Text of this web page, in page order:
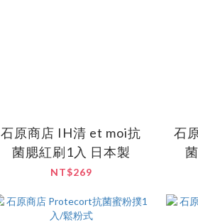
石原商店 IH清 et moi抗
菌腮紅刷1入 日本製
NT$269
石